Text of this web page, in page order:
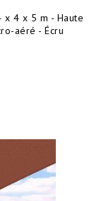
4 x 5 m - Haute
aéré - Écru